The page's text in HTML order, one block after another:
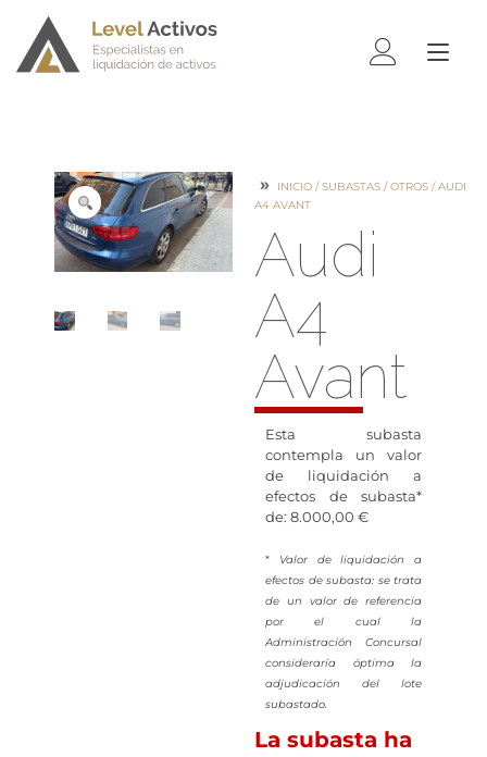
INICIO /SUBASTAS /OTROS / AUDI
A4 AVANT
Audi
A4
Avant
Esta subasta
contempla un valor
de liquidación a
efectos de subasta*
de: 8.000,00 €
* Valor de liquidación a
efectos de subasta: se trata
de un valor de referencia
por el cual la
Administración Concursal
consideraría óptima la
adjudicación del lote
subastado.
La subasta ha